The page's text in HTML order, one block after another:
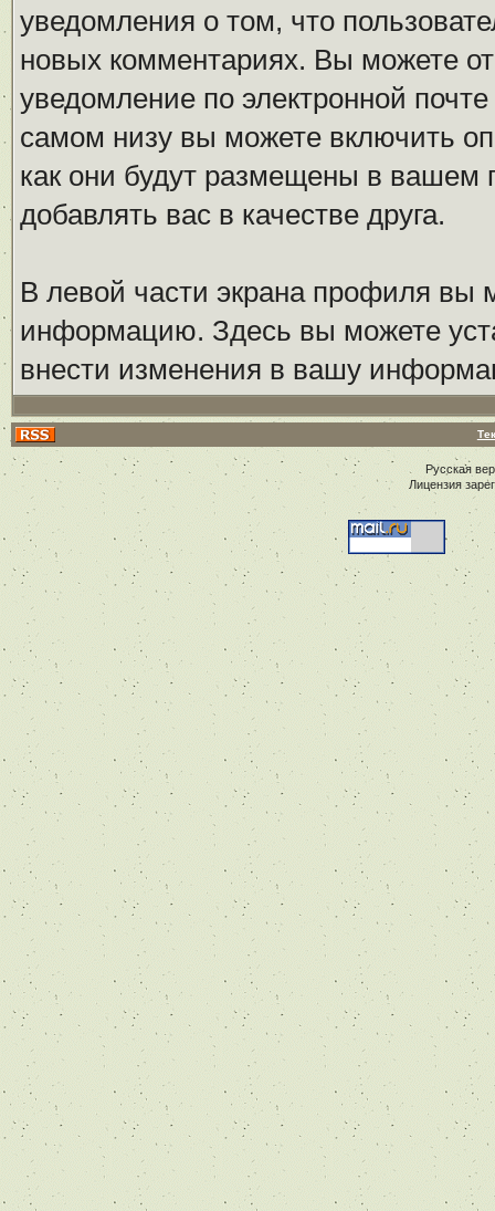
уведомления о том, что
новых комментариях. Вы можете
уведомление по электронной
самом низу вы можете включить
как они будут размещены в вашем
добавлять вас в качестве друга.
В левой части экрана профиля вы
информацию. Здесь вы можете
внести изменения в вашу
Русская
Лицензия